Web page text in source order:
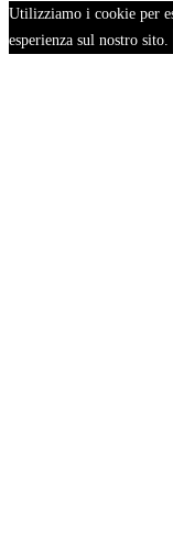
Utilizziamo i cookie per
esperienza sul nostro sito.